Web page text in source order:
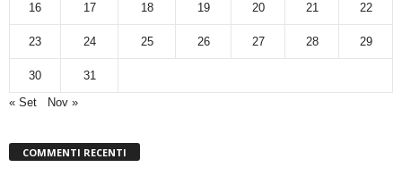
16 17 18 19 20 21 22
23 24 25 26 27 28 29
30
31
« Set
Nov »
COMMENTI RECENTI